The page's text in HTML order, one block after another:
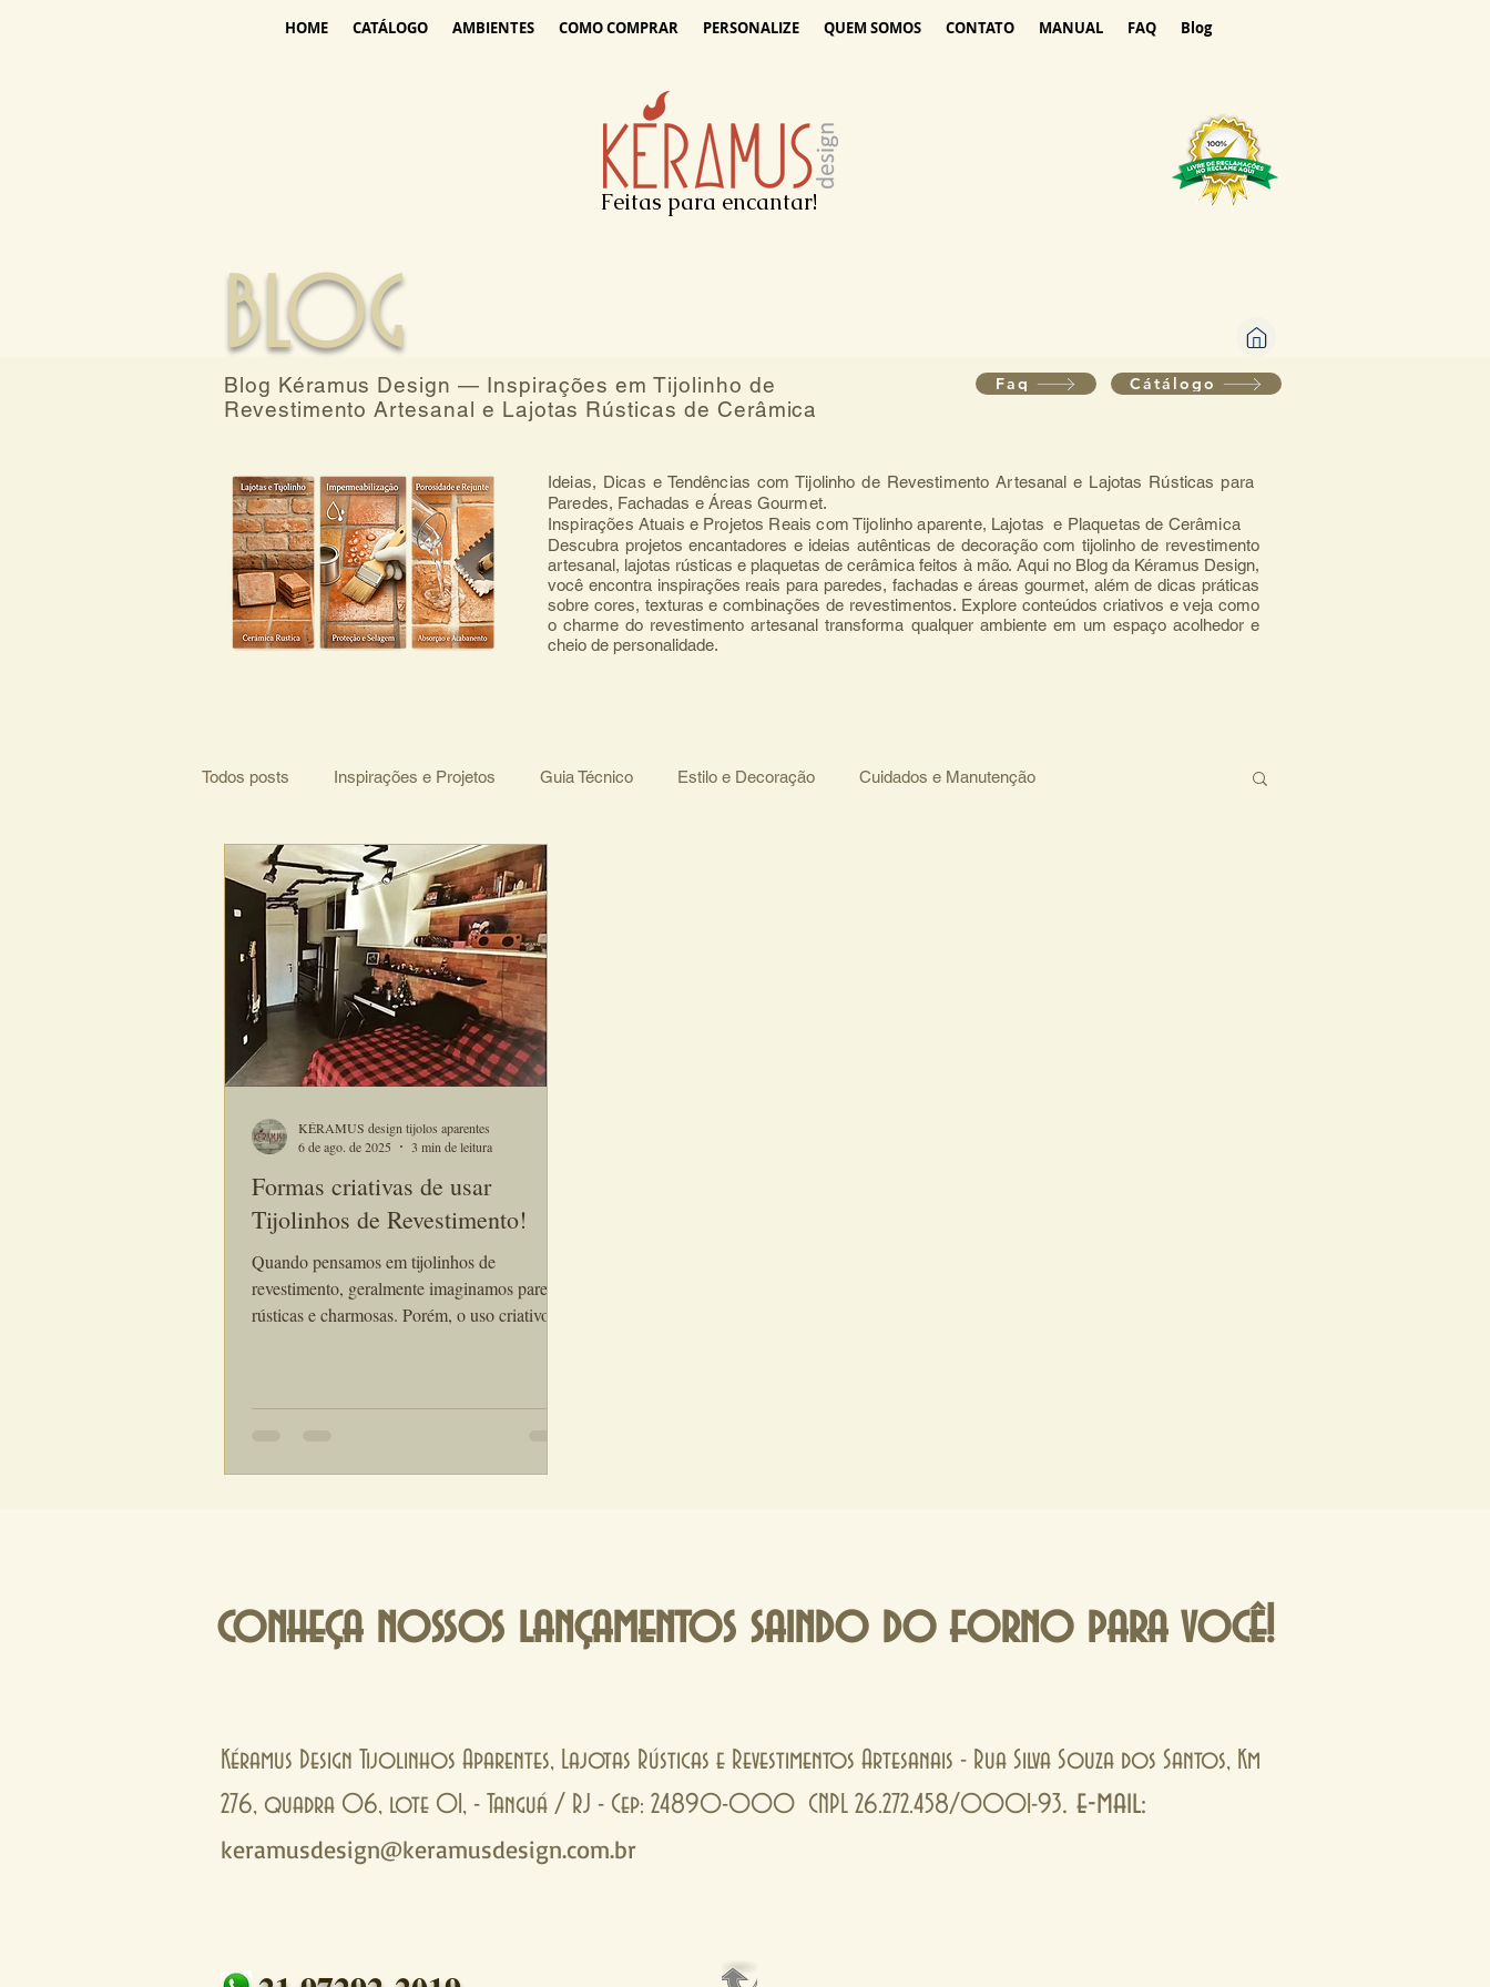
HOME CATÁLOGO AMBIENTES COMO COMPRAR PERSONALIZE QUEM SOMOS CONTATO MANUAL FAQ Blog
Feitas para encantar!
BLOG
Blog Kéramus Design — Inspirações em Tijolinho de
Revestimento Artesanal e Lajotas Rústicas de Cerâmica
Faq Cátálogo
Ideias, Dicas e Tendências com Tijolinho de Revestimento Artesanal e Lajotas Rústicas para
Paredes, Fachadas e Áreas Gourmet.
Inspirações Atuais e Projetos Reais com Tijolinho aparente, Lajotas e Plaquetas de Cerâmica
Descubra projetos encantadores e ideias autênticas de decoração com tijolinho de revestimento
artesanal, lajotas rústicas e plaquetas de cerâmica feitos à mão. Aqui no Blog da Kéramus Design,
você encontra inspirações reais para paredes, fachadas e áreas gourmet, além de dicas práticas
sobre cores, texturas e combinações de revestimentos. Explore conteúdos criativos e veja como
o charme do revestimento artesanal transforma qualquer ambiente em um espaço acolhedor e
cheio de personalidade.
Todos posts Inspirações e Projetos Guia Técnico Estilo e Decoração Cuidados e Manutenção
Formas criativas de usar
Tijolinhos de Revestimento!
Quando pensamos em tijolinhos de
revestimento, geralmente imaginamos paredes
rústicas e charmosas. Porém, o uso criativo
ambientes internos quanto externos. Com
KÉRAMUS design tijolos aparentes
6 de ago. de 2025
3 min de leitura
conheça nossos lançamentos saindo do forno para você!
Kéramus Design Tijolinhos Aparentes, Lajotas Rústicas e Revestimentos Artesanais - Rua Silva Souza dos Santos, Km
276, quadra 06, lote 01, - Tanguá / RJ - Cep: 24890-000 CNPL 26.272.458/0001-93. e-mail:
keramusdesign@keramusdesign.com.br